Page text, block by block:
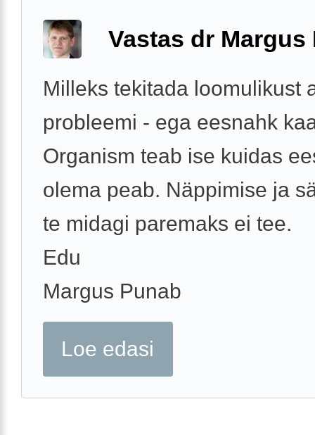
Vastas dr Margus
Milleks tekitada loomulikust
probleemi - ega eesnahk
Organism teab ise kuidas
olema peab. Näppimise ja
te midagi paremaks ei tee.
Edu
Margus Punab
Loe edasi